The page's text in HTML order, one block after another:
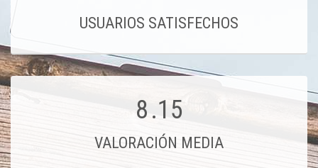
USUARIOS SATISFECHOS
8.15
VALORACIÓN MEDIA